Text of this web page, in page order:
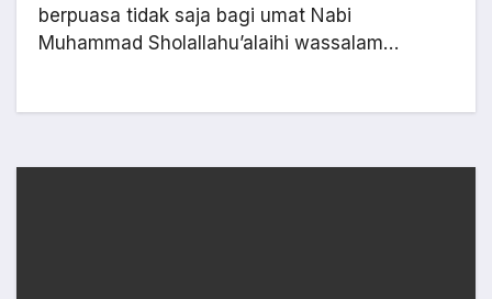
berpuasa tidak saja bagi umat Nabi
Muhammad Sholallahu’alaihi wassalam…